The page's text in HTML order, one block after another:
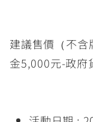
建議售價（不
金5,000元-政府